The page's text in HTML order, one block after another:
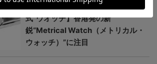
が美しい【日本未上陸“本格機械
式”ウオッチ】香港発の新
鋭“Metrical Watch（メトリカル・
ウォッチ）”に注目